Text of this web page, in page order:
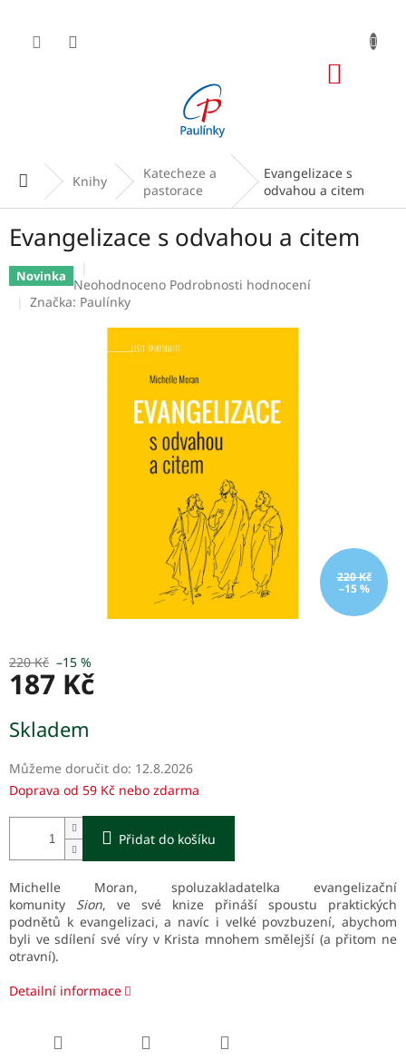
obsah
Domů Knihy
Katecheze a
pastorace
Evangelizace s
odvahou a citem
Evangelizace s odvahou a citem
Novinka Průměrné
hodnocení
hvězdiček.
Neohodnoceno Podrobnosti hodnocení
Značka: Paulínky
220 Kč
–15 %
220 Kč –15 %
187 Kč
cena:
Skladem
Můžeme doručit do: 12.8.2026
Doprava od 59 Kč nebo zdarma
Přidat do košíku
Michelle Moran, spoluzakladatelka evangelizační
komunity Sion, ve své knize přináší spoustu praktických
podnětů k evangelizaci, a navíc i velké povzbuzení, abychom
byli ve sdílení své víry v Krista mnohem smělejší (a přitom ne
otravní).
Detailní informace